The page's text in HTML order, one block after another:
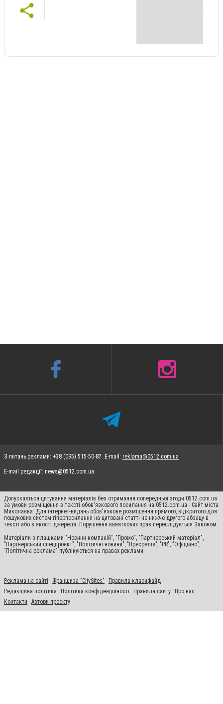
З питань реклами: +38 (095) 515-50-87. E-mail: reklama@0512.com.ua
E-mail редакції: news@0512.com.ua
Допускається цитування матеріалів без отримання попередньої згоди 0512.com.ua
за умови розміщення в тексті обов'язкового посилання на 0512.com.ua - Сайт міста
Миколаєва. Для інтернет-видань обов'язкове розміщення прямого, відкритого для
пошукових систем гіперпосилання на цитовані статті не нижче другого абзацу в
тексті або в якості джерела. Порушення виняткових прав переслідується Законом.
Матеріали з плашками "Новини компаній", "Промо", "Партнерський матеріал",
"Партнерський спецпроєкт", "Політичні новини", "Пресреліз", "PR", "Офіційно",
"Політична реклама" публікуються на правах реклами.
Реклама на сайті Франшиза "CitySites"
Правила класифайд
Редакційна політика
Політика конфіденційності Правила сайту
Про нас
Контакти
Автори проєкту